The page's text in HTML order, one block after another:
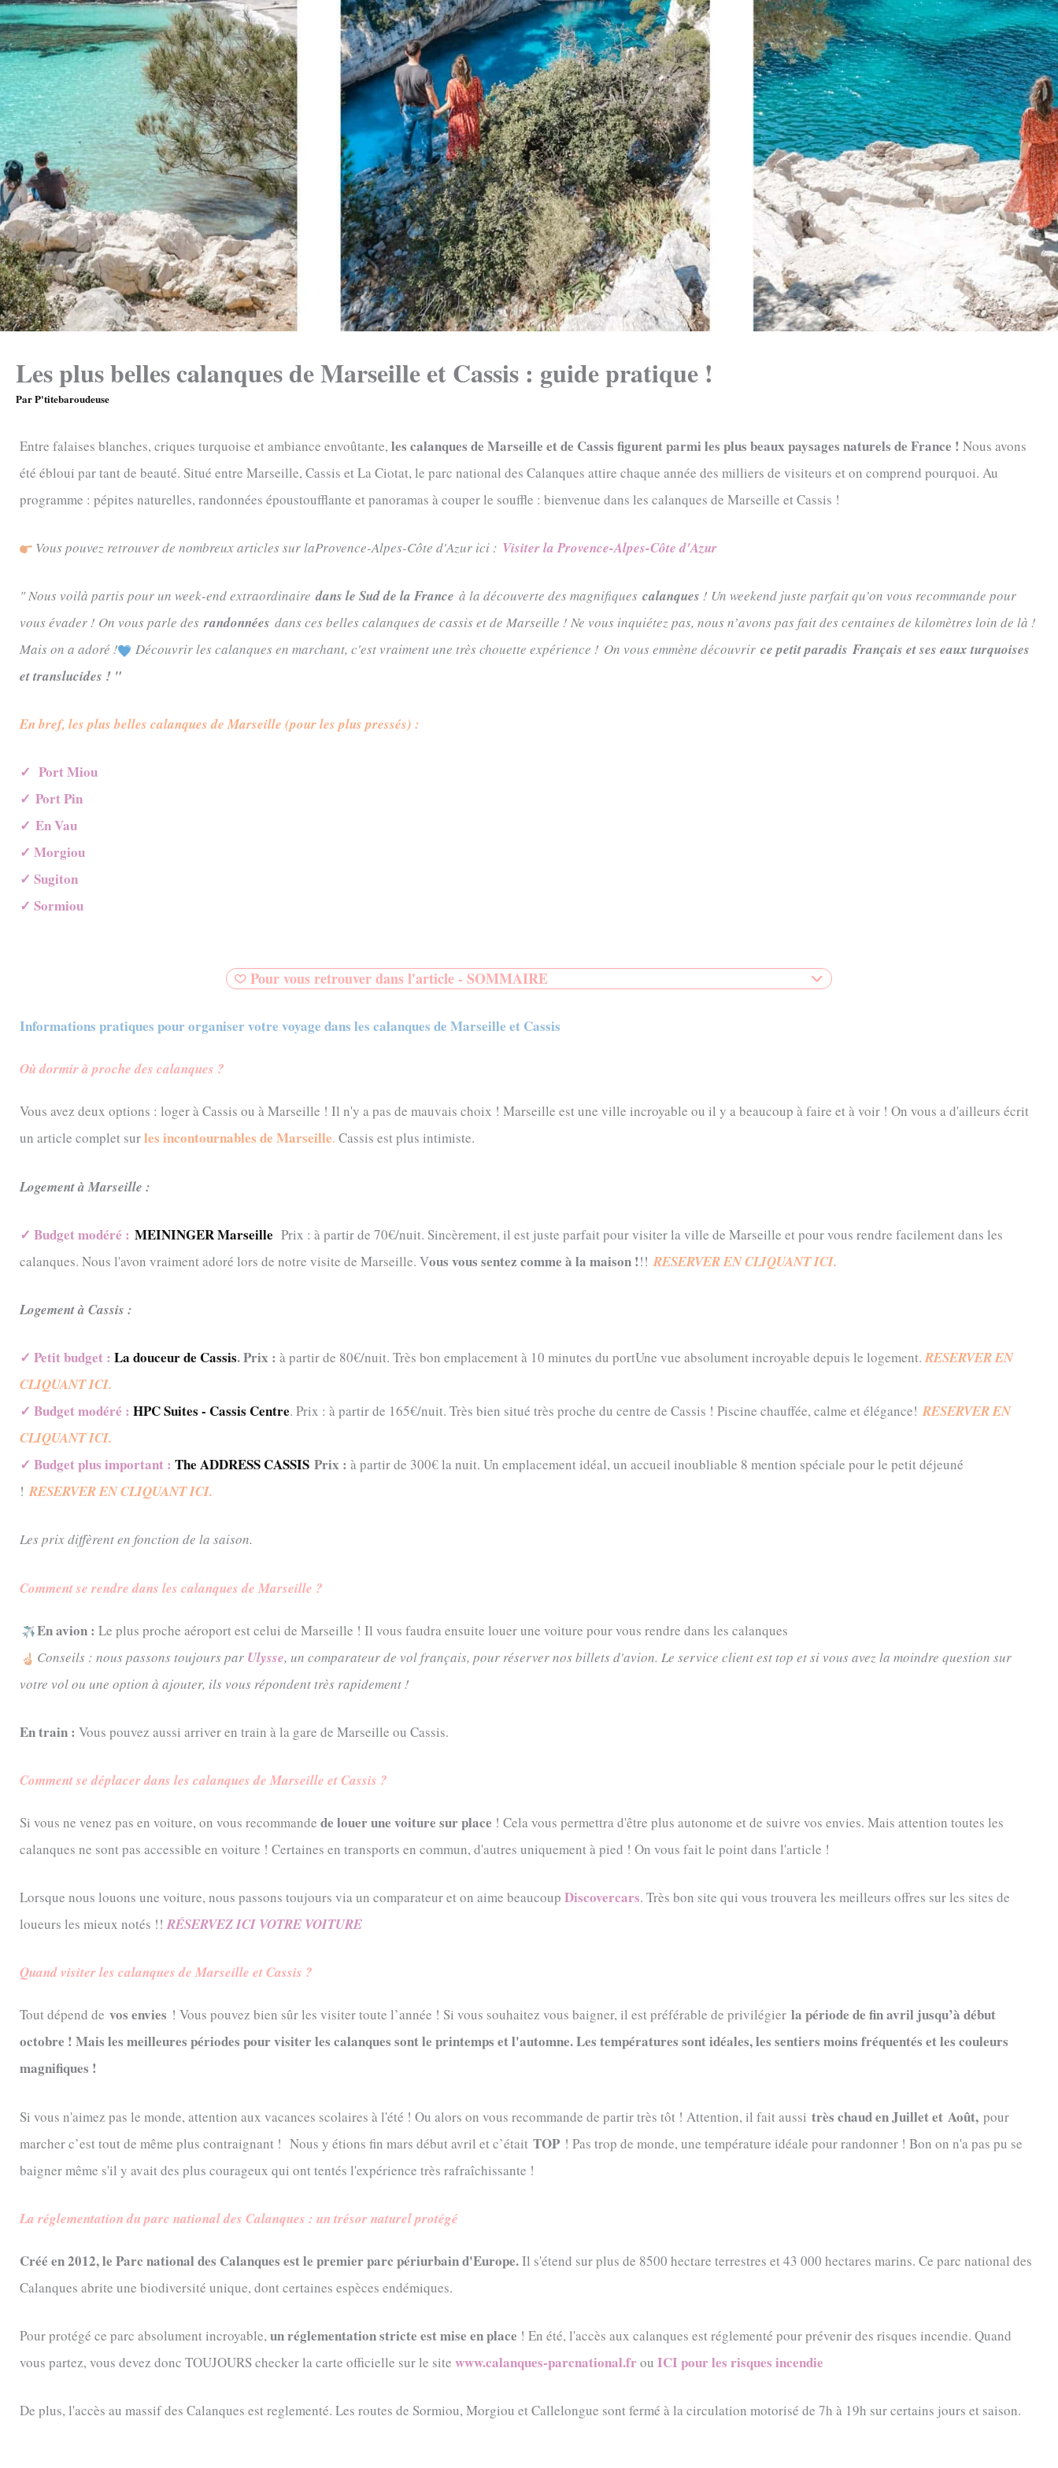
Les plus belles calanques de Marseille et Cassis : guide pratique !
ParP'titebaroudeuse
Entre falaises blanches, criques turquoise et ambiance envoûtante, les calanques de Marseille et de Cassis figurent parmi les plus beaux paysages naturels de France ! Nous avons
été ébloui par tant de beauté. Situé entre Marseille, Cassis et La Ciotat, le parc national des Calanques attire chaque année des milliers de visiteurs et on comprend pourquoi. Au
programme : pépites naturelles, randonnées époustoufflante et panoramas à couper le souffle : bienvenue dans les calanques de Marseille et Cassis !
Vous pouvez retrouver de nombreux articles sur laProvence-Alpes-Côte d'Azur ici : Visiter la Provence-Alpes-Côte d'Azur
" Nous voilà partis pour un week-end extraordinaire dans le Sud de la France à la découverte des magnifiques calanques ! Un weekend juste parfait qu’on vous recommande pour
vous évader ! On vous parle desrandonnées dans ces belles calanques de cassis et de Marseille ! Ne vous inquiétez pas, nous n’avons pas fait des centaines de kilomètres loin de là !
Mais on a adoré !
Découvrir les calanques en marchant, c'est vraiment une très chouette expérience ! On vous emmène découvrir ce petit paradis Français et ses eaux turquoises
et translucides ! "
En bref, les plus belles calanques de Marseille (pour les plus pressés) :
✓ Port Miou
✓ Port Pin
✓ En Vau
✓ Morgiou
✓ Sugiton
✓ Sormiou
Pour vous retrouver dans l'article - SOMMAIRE
Informations pratiques pour organiser votre voyage dans les calanques de Marseille et Cassis
Où dormir à proche des calanques ?
Vous avez deux options : loger à Cassis ou à Marseille ! Il n'y a pas de mauvais choix ! Marseille est une ville incroyable ou il y a beaucoup à faire et à voir ! On vous a d'ailleurs écrit
un article complet surles incontournables de Marseille. Cassis est plus intimiste.
Logement à Marseille :
✓ Budget modéré : MEININGER Marseille Prix : à partir de 70€/nuit. Sincèrement, il est juste parfait pour visiter la ville de Marseille et pour vous rendre facilement dans les
calanques. Nous l'avon vraiment adoré lors de notre visite de Marseille. Vous vous sentez comme à la maison !!! RESERVER EN CLIQUANT ICI.
Logement à Cassis :
✓ Petit budget : La douceur de Cassis.Prix : à partir de 80€/nuit. Très bon emplacement à 10 minutes du portUne vue absolument incroyable depuis le logement.RESERVEREN
CLIQUANT ICI.
✓ Budget modéré : HPC Suites - Cassis Centre. Prix : à partir de 165€/nuit. Très bien situé très proche du centre de Cassis ! Piscine chauffée, calme et élégance! RESERVER EN
CLIQUANT ICI.
✓ Budget plus important : The ADDRESS CASSIS Prix : à partir de 300€ la nuit. Un emplacement idéal, un accueil inoubliable 8 mention spéciale pour le petit déjeuné
! RESERVER EN CLIQUANT ICI.
Les prix diffèrent en fonction de la saison.
Comment se rendre dans les calanques de Marseille ?
En avion : Le plus proche aéroport est celui de Marseille ! Il vous faudra ensuite louer une voiture pour vous rendre dans les calanques
Conseils : nous passons toujours par Ulysse, un comparateur de vol français, pour réserver nos billets d'avion. Le service client est top et si vous avez la moindre question sur
votre vol ou une option à ajouter, ils vous répondent très rapidement !
En train : Vous pouvez aussi arriver en train à la gare de Marseille ou Cassis.
Comment se déplacer dans les calanques de Marseille et Cassis ?
Si vous ne venez pas en voiture, on vous recommande de louer une voiture sur place ! Cela vous permettra d'être plus autonome et de suivre vos envies. Mais attention toutes les
calanques ne sont pas accessible en voiture ! Certaines en transports en commun, d'autres uniquement à pied ! On vous fait le point dans l'article !
Lorsque nous louons une voiture, nous passons toujours via un comparateur et on aime beaucoup Discovercars. Très bon site qui vous trouvera les meilleurs offres sur les sites de
loueurs les mieux notés !!RÉSERVEZ ICI VOTRE VOITURE
Quand visiter les calanques de Marseille et Cassis ?
Tout dépend de vos envies ! Vous pouvez bien sûr les visiter toute l’année ! Si vous souhaitez vous baigner, il est préférable de privilégier la période de fin avril jusqu’à début
octobre ! Mais les meilleures périodes pour visiter les calanques sont le printemps et l'automne. Les températures sont idéales, les sentiers moins fréquentés et les couleurs
magnifiques !
Si vous n'aimez pas le monde, attention aux vacances scolaires à l'été ! Ou alors on vous recommande de partir très tôt ! Attention, il fait aussi très chaud en Juillet et Août, pour
marcher c’est tout de même plus contraignant ! Nous y étions fin mars début avril et c’était TOP ! Pas trop de monde, une température idéale pour randonner ! Bon on n'a pas pu se
baigner même s'il y avait des plus courageux qui ont tentés l'expérience très rafraîchissante !
La réglementation du parc national des Calanques : un trésor naturel protégé
Créé en 2012, le Parc national des Calanques est le premier parc périurbain d'Europe.Il s'étend sur plus de 8500 hectare terrestres et 43 000 hectares marins. Ce parc national des
Calanques abrite une biodiversité unique, dont certaines espèces endémiques.
Pour protégé ce parc absolument incroyable,un réglementation stricte est mise en place ! En été, l'accès aux calanques est réglementé pour prévenir des risques incendie. Quand
vous partez, vous devez donc TOUJOURS checker la carte officielle sur le site www.calanques-parcnational.frou ICI pour les risques incendie
De plus, l'accès au massif des Calanques est reglementé. Les routes de Sormiou, Morgiou et Callelongue sont fermé à la circulation motorisé de 7h à 19h sur certains jours et saison.